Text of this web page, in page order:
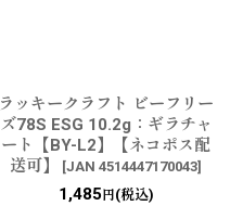
ラッキークラフト ビーフリー
ズ78S ESG 10.2g：ギラチャ
ート【BY-L2】【ネコポス配
送可】
[JAN 4514447170043]
1,485 円(税込)